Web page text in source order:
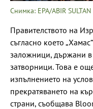
Снимка: EPA/ABIR SULTAN
Правителството на
съгласно което
заложници, държани в
затворници. Това е
изпълнението на
прекратяването на
страни, съобщава